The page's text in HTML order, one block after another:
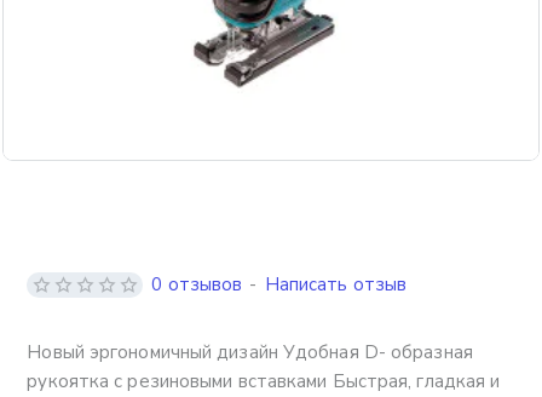
Новый эргономичный дизайн Удобная D- образная
рукоятка с резиновыми вставками Быстрая, гладкая и
0 отзывов - Написать отзыв